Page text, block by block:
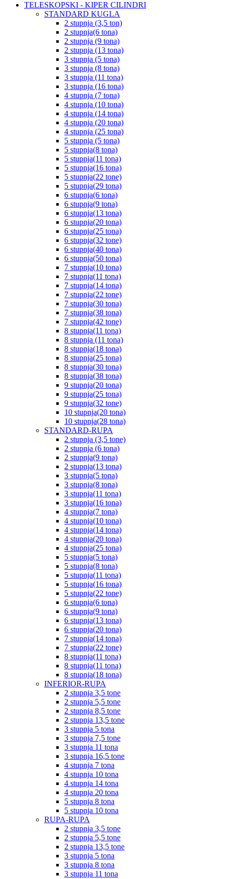
TELESKOPSKI - KIPER CILINDRI
STANDARD KUGLA
2 stupnja (3,5 ton)
2 stupnja(6 tona)
2 stupnja (9 tona)
2 stupnja (13 tona)
3 stupnja (5 tona)
3 stupnja (8 tona)
3 stupnja (11 tona)
3 stupnja (16 tona)
4 stupnja (7 tona)
4 stupnja (10 tona)
4 stupnja (14 tona)
4 stupnja (20 tona)
4 stupnja (25 tona)
5 stupnja (5 tona)
5 stupnja(8 tona)
5 stupnja(11 tona)
5 stupnja(16 tona)
5 stupnja(22 tone)
5 stupnja(29 tona)
6 stupnja(6 tona)
6 stupnja(9 tona)
6 stupnja(13 tona)
6 stupnja(20 tona)
6 stupnja(25 tona)
6 stupnja(32 tone)
6 stupnja(40 tona)
6 stupnja(50 tona)
7 stupnja(10 tona)
7 stupnja(11 tona)
7 stupnja(14 tona)
7 stupnja(22 tone)
7 stupnja(30 tona)
7 stupnja(38 tona)
7 stupnja(42 tone)
8 stupnja(11 tona)
8 stupnja (11 tona)
8 stupnja(18 tona)
8 stupnja(25 tona)
8 stupnja(30 tona)
8 stupnja(38 tona)
9 stupnja(20 tona)
9 stupnja(25 tona)
9 stupnja(32 tone)
10 stupnja(20 tona)
10 stupnja(28 tona)
STANDARD-RUPA
2 stupnja (3,5 tone)
2 stupnja (6 tona)
2 stupnja(9 tona)
2 stupnja(13 tona)
3 stupnja(5 tona)
3 stupnja(8 tona)
3 stupnja(11 tona)
3 stupnja(16 tona)
4 stupnja(7 tona)
4 stupnja(10 tona)
4 stupnja(14 tona)
4 stupnja(20 tona)
4 stupnja(25 tona)
5 stupnja(5 tona)
5 stupnja(8 tona)
5 stupnja(11 tona)
5 stupnja(16 tona)
5 stupnja(22 tone)
6 stupnja(6 tona)
6 stupnja(9 tona)
6 stupnja(13 tona)
6 stupnja(20 tona)
7 stupnja(14 tona)
7 stupnja(22 tone)
8 stupnja(11 tona)
8 stupnja(11 tona)
8 stupnja(18 tona)
INFERIOR-RUPA
2 stupnja 3,5 tone
2 stupnja 5,5 tone
2 stupnja 8,5 tone
2 stupnja 13,5 tone
3 stupnja 5 tona
3 stupnja 7,5 tone
3 stupnja 11 tona
3 stupnja 16,5 tone
4 stupnja 7 tona
4 stupnja 10 tona
4 stupnja 14 tona
4 stupnja 20 tona
5 stupnja 8 tona
5 stupnja 10 tona
RUPA-RUPA
2 stupnja 3,5 tone
2 stupnja 5,5 tone
2 stupnja 13,5 tone
3 stupnja 5 tona
3 stupnja 8 tona
3 stupnja 11 tona